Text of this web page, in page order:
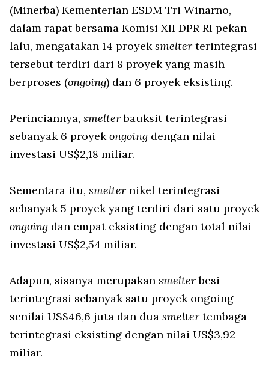
(Minerba) Kementerian ESDM Tri Winarno,
dalam rapat bersama Komisi XII DPR RI pekan
lalu, mengatakan 14 proyeksmelter terintegrasi
tersebut terdiri dari 8 proyek yang masih
berproses (ongoing) dan 6 proyek eksisting.
Perinciannya, smelterbauksit terintegrasi
sebanyak 6 proyekongoing dengan nilai
investasi US$2,18 miliar.
Sementara itu, smelter nikel terintegrasi
sebanyak 5 proyek yang terdiri dari satu proyek
ongoing dan empat eksisting dengan total nilai
investasi US$2,54 miliar.
Adapun, sisanya merupakan smelterbesi
terintegrasi sebanyak satu proyek ongoing
senilai US$46,6 juta dan dua smelter tembaga
terintegrasi eksisting dengan nilai US$3,92
miliar.